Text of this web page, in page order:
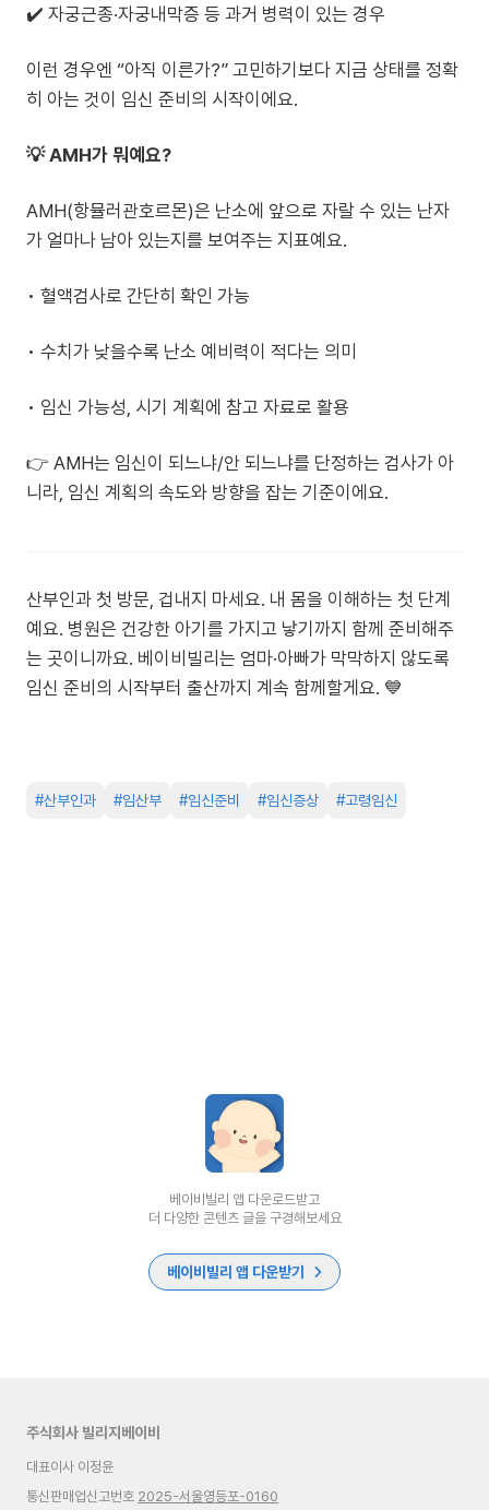
✔️ 자궁근종·자궁내막증 등 과거 병력이 있는 경우
이런 경우엔 “아직 이른가?” 고민하기보다 지금 상태를 정확
히 아는 것이 임신 준비의 시작이에요.
💡 AMH가 뭐예요?
AMH(항뮬러관호르몬)은 난소에 앞으로 자랄 수 있는 난자
가 얼마나 남아 있는지를 보여주는 지표예요.
• 혈액검사로 간단히 확인 가능
• 수치가 낮을수록 난소 예비력이 적다는 의미
• 임신 가능성, 시기 계획에 참고 자료로 활용
👉 AMH는 임신이 되느냐/안 되느냐를 단정하는 검사가 아
니라, 임신 계획의 속도와 방향을 잡는 기준이에요.
산부인과 첫 방문, 겁내지 마세요. 내 몸을 이해하는 첫 단계
예요. 병원은 건강한 아기를 가지고 낳기까지 함께 준비해주
는 곳이니까요. 베이비빌리는 엄마·아빠가 막막하지 않도록
임신 준비의 시작부터 출산까지 계속 함께할게요. 💙
#산부인과 #임산부 #임신준비 #임신증상 #고령임신
베이비빌리 앱 다운로드받고
더 다양한 콘텐츠 글을 구경해보세요
베이비빌리 앱 다운받기
주식회사 빌리지베이비
대표이사 이정윤
통신판매업신고번호 2025-서울영등포-0160